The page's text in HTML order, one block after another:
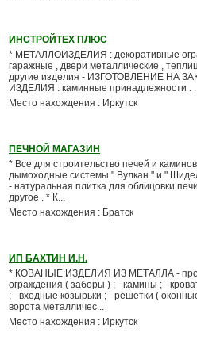
ИНСТРОЙТЕХ ПЛЮС
* МЕТАЛЛОИЗДЕЛИЯ : декоративные
гаражные , двери металлические ,
другие изделия - ИЗГОТОВЛЕНИЕ НА
ИЗДЕЛИЯ : каминные принадлежности .
Место нахождения : Иркутск
ПЕЧНОЙ МАГАЗИН
* Все для строительство печей и
дымоходные системы " Вулкан " и "
- натуральная плитка для облицовки
другое . * К...
Место нахождения : Братск
ИП БАХТИН И.Н.
* КОВАНЫЕ ИЗДЕЛИЯ ИЗ МЕТАЛЛА -
ограждения ( заборы ) ; - камины ; -
; - входные козырьки ; - решетки (
ворота металличес...
Место нахождения : Иркутск